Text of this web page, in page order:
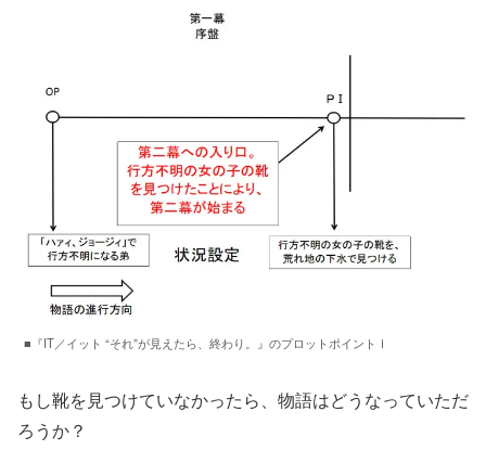
■『IT／イット “それ”が見えたら、終わり。』のプロットポイントⅠ
もし靴を見つけていなかったら、物語はどうなっていただ
ろうか？